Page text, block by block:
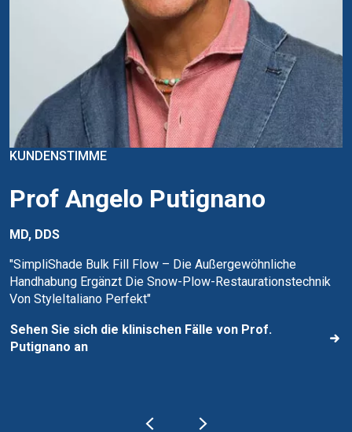
KUNDENSTIMME
Prof Angelo Putignano
MD, DDS
"SimpliShade Bulk Fill Flow – Die Außergewöhnliche
Handhabung Ergänzt Die Snow-Plow-Restaurationstechnik
Von StyleItaliano Perfekt"
Sehen Sie sich die klinischen Fälle von Prof.
Putignano an